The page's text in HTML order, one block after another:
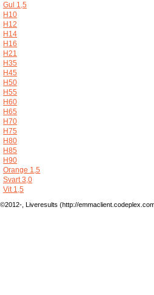
Gul 1,5
H10
H12
H14
H16
H21
H35
H45
H50
H55
H60
H65
H70
H75
H80
H85
H90
Orange 1,5
Svart 3,0
Vit 1,5
©2012-, Liveresults (http://